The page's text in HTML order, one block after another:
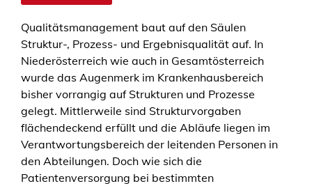
Qualitätsmanagement baut auf den Säulen
Struktur-, Prozess- und Ergebnisqualität auf. In
Niederösterreich wie auch in Gesamtösterreich
wurde das Augenmerk im Krankenhausbereich
bisher vorrangig auf Strukturen und Prozesse
gelegt. Mittlerweile sind Strukturvorgaben
flächendeckend erfüllt und die Abläufe liegen im
Verantwortungsbereich der leitenden Personen in
den Abteilungen. Doch wie sich die
Patientenversorgung bei bestimmten